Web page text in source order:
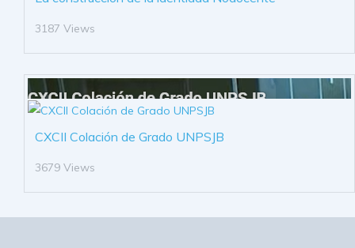
3187 Views
CXCII Colación de Grado UNPSJB
3679 Views